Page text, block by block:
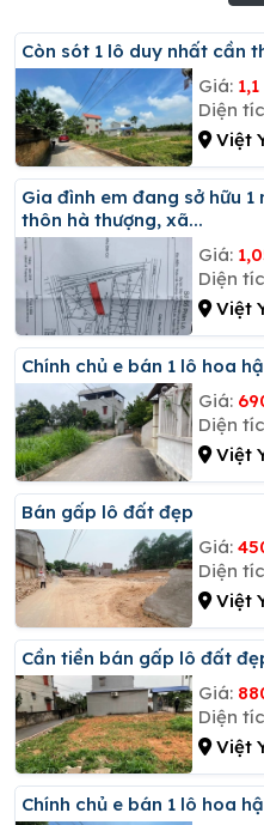
Còn sót 1 lô duy nhất cần
Giá:
Diện
Việt
Gia đình em đang sở hữu 1 miếng đất tại khu dân cư
thôn hà thượng, xã...
Giá:
Diện
Việt
Chính chủ e bán 1 lô hoa
Giá:
Diện
Việt
Bán gấp lô đất đẹp
Giá:
Diện
Việt
Cần tiền bán gấp lô đất
Giá:
Diện
Việt
Chính chủ e bán 1 lô hoa